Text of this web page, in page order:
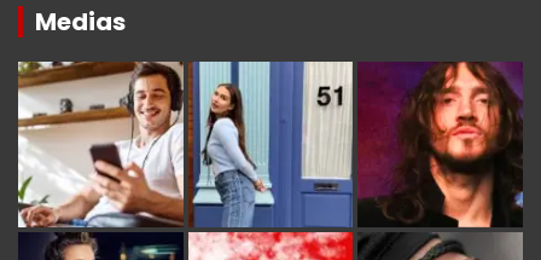
Medias